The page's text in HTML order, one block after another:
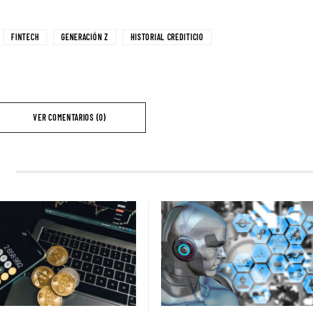
FINTECH GENERACIÓN Z HISTORIAL CREDITICIO
VER COMENTARIOS (0)